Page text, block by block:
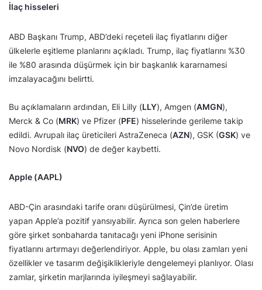
İlaç hisseleri
ABD Başkanı Trump, ABD’deki reçeteli ilaç fiyatlarını diğer
ülkelerle eşitleme planlarını açıkladı. Trump, ilaç fiyatlarını %30
ile %80 arasında düşürmek için bir başkanlık kararnamesi
imzalayacağını belirtti.
Bu açıklamaların ardından, Eli Lilly (LLY), Amgen (AMGN),
Merck & Co (MRK) ve Pfizer (PFE) hisselerinde gerileme takip
edildi. Avrupalı ilaç üreticileri AstraZeneca (AZN), GSK (GSK) ve
Novo Nordisk (NVO) de değer kaybetti.
Apple (AAPL)
ABD-Çin arasındaki tarife oranı düşürülmesi, Çin’de üretim
yapan Apple’a pozitif yansıyabilir. Ayrıca son gelen haberlere
göre şirket sonbaharda tanıtacağı yeni iPhone serisinin
fiyatlarını artırmayı değerlendiriyor. Apple, bu olası zamları yeni
özellikler ve tasarım değişiklikleriyle dengelemeyi planlıyor. Olası
zamlar, şirketin marjlarında iyileşmeyi sağlayabilir.